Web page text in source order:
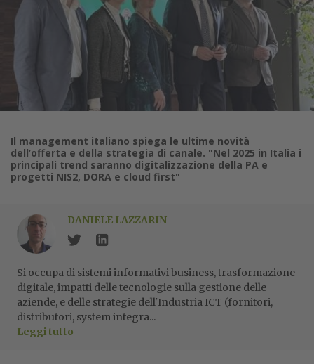
Il management italiano spiega le ultime novità
dell’offerta e della strategia di canale. "Nel 2025 in Italia i
principali trend saranno digitalizzazione della PA e
progetti NIS2, DORA e cloud first"
DANIELE LAZZARIN
Si occupa di sistemi informativi business, trasformazione
digitale, impatti delle tecnologie sulla gestione delle
aziende, e delle strategie dell'Industria ICT (fornitori,
distributori, system integra...
Leggi tutto